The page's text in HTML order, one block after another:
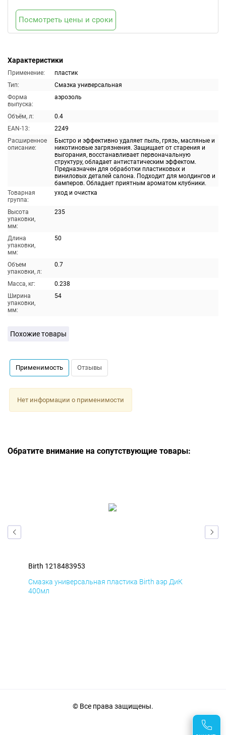
Характеристики
Применение:
пластик
Тип:
Смазка универсальная
Форма
выпуска:
аэрозоль
Объём, л:
0.4
EAN-13:
2249
Расширенное
описание:
Быстро и эффективно удаляет пыль, грязь, масляные и
никотиновые загрязнения. Защищает от старения и
выгорания, восстанавливает первоначальную
структуру, обладает антистатическим эффектом.
Предназначен для обработки пластиковых и
виниловых деталей салона. Подходит для молдингов и
бамперов. Обладает приятным ароматом клубники.
Товарная
группа:
уход и очистка
Высота
упаковки,
мм:
235
Длина
упаковки,
мм:
50
Объем
упаковки, л:
0.7
Масса, кг:
0.238
Ширина
упаковки,
мм:
54
Посмотреть цены и сроки
Похожие товары
Применимость Отзывы
Нет информации о применимости
Обратите внимание на сопутствующие товары:
Birth 1218483953
Смазка универсальная пластика Birth аэр ДиК
400мл
© Все права защищены.